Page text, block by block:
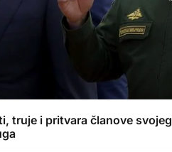
truje i pritvara članove svojeg